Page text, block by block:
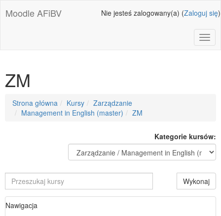
doMoodle AFiBV Nie jesteś zalogowany(a) (Zaloguj się)
ZM
Ścieżka
strony
Strona główna Kursy
Zarządzanie
Management in English (master)
ZM
Kategorie kursów:
Przeszukaj
kursy
Wykonaj
Pomiń
Nawigacja
Nawigacja